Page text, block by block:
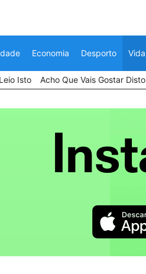
Economia Desporto Vida
Isto Acho Que Vais Gostar Disto